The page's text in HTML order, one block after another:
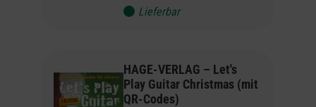
Lieferbar
HAGE-VERLAG – Let's
Play Guitar Christmas (mit
QR-Codes)